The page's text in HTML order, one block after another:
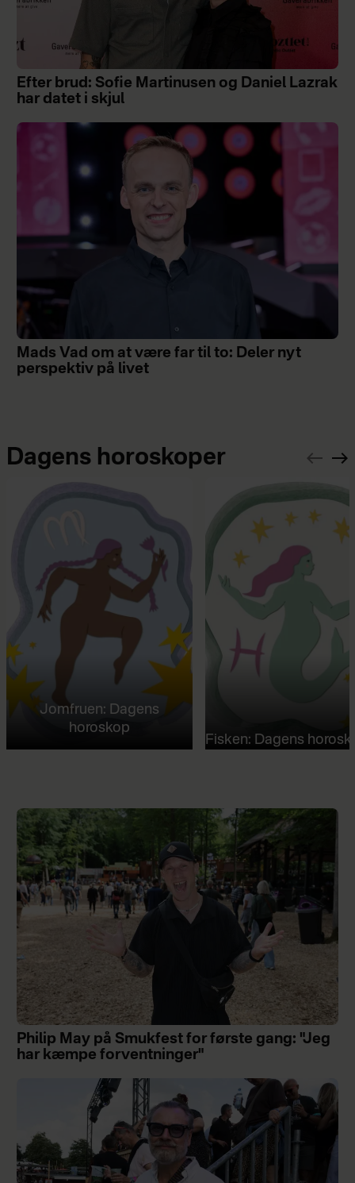
Efter brud: Sofie Martinusen og Daniel Lazrak
har datet i skjul
Mads Vad om at være far til to: Deler nyt
perspektiv på livet
Dagens horoskoper
Jomfruen: Dagens
horoskop
Fisken: Dagens
Philip May på Smukfest for første gang: "Jeg
har kæmpe forventninger"